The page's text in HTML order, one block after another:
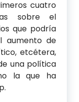
cuatro
sobre el
que podría
aumento de
etcétera,
una política
la que ha